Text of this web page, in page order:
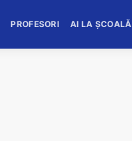
PROFESORI AI LA ȘCOALĂ